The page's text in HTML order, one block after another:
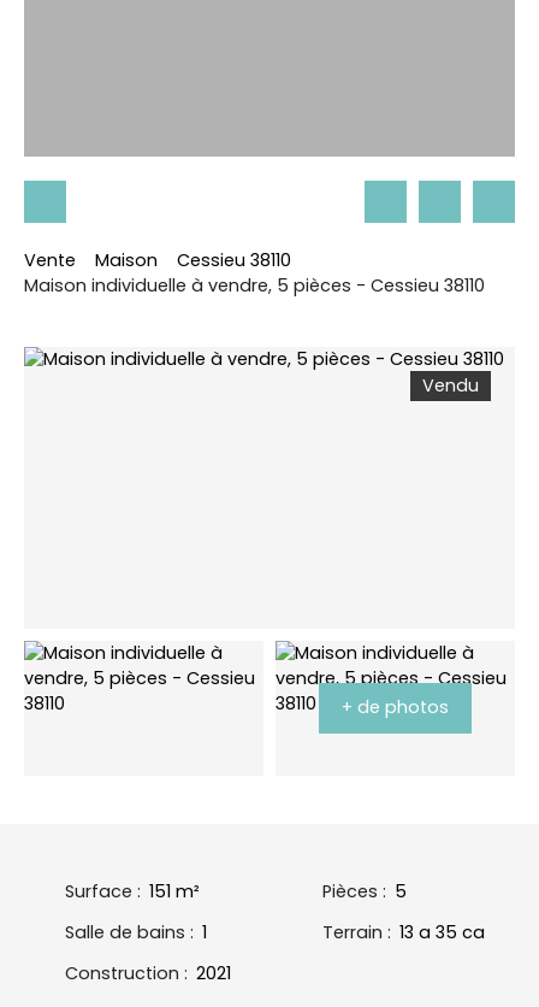
Vente Maison
Cessieu 38110
Maison individuelle à vendre, 5 pièces - Cessieu 38110
Vendu
+ de photos
Surface : 151 m² Pièces : 5
Salle de bains : 1 Terrain : 13 a 35 ca
Construction : 2021